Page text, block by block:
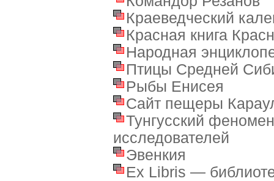
Краеведческий
Красная книга
Народная
Птицы Средней
Рыбы Енисея
Сайт пещеры
Тунгусский
исследователей
Эвенкия
Ex Libris —